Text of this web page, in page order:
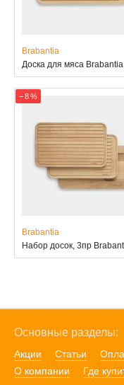
Brabantia
Доска для мяса
− 8 %
Brabantia
Набор досок, 3пр
Основные разделы:
Акции Статьи
О компании
Где